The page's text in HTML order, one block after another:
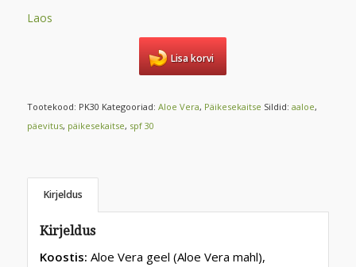
Laos
Lisa korvi
Tootekood: PK30 Kategooriad: Aloe Vera, Päikesekaitse Sildid: aaloe,
päevitus, päikesekaitse, spf 30
Kirjeldus
Kirjeldus
Koostis: Aloe Vera geel (Aloe Vera mahl),